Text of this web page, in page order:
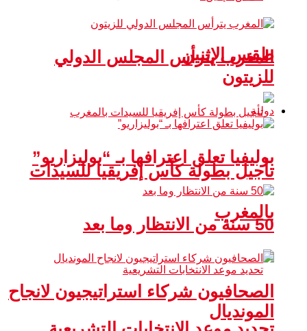
طقس الإثنين
تأجيل بطولة كأس إفريقيا للسيدات
بالمغرب
المغرب يترأس المجلس الدولي
للزيتون
دولية
بوليفيا تعلق اعترافها بـ “بوليزاريو”
50 سنة من الانتظار وما بعد
الصحافيون شركاء استراتيجيون لانجاح
المونديال